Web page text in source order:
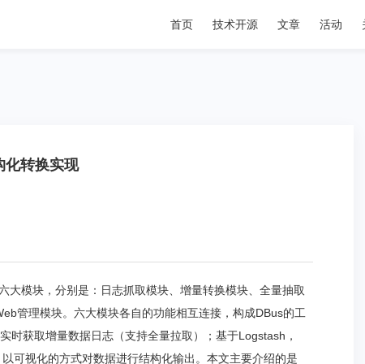
首页 技术开源 文章 活动
化转换实现
大模块，分别是：日志抓取模块、增量转换模块、全量抽取
管理模块。六大模块各自的功能相互连接，构成DBus的工
时获取增量数据日志（支持全量拉取）；基于Logstash，
可视化的方式对数据进行结构化输出。本文主要介绍的是